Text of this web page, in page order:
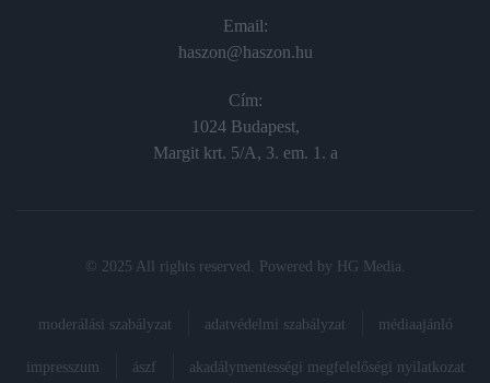
Email:
haszon@haszon.hu
Cím:
1024 Budapest,
Margit krt. 5/A, 3. em. 1. a
© 2025 All rights reserved. Powered by HG Media.
moderálási szabályzat adatvédelmi szabályzat médiaajánló
impresszum ászf akadálymentességi megfelelőségi nyilatkozat